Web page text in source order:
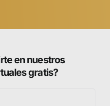
en nuestros
gratis?